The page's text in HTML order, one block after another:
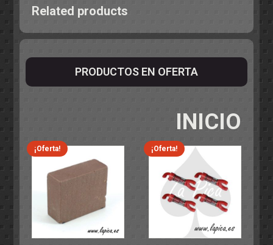
Related products
PRODUCTOS EN OFERTA
INICIO
¡Oferta! ¡Oferta!